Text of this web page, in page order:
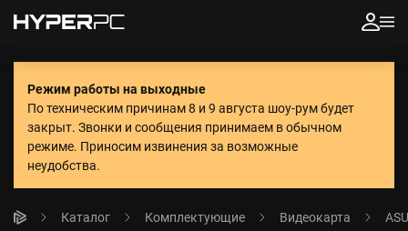
Режим работы на выходные
По техническим причинам 8 и 9 августа шоу-рум будет
закрыт. Звонки и сообщения принимаем в обычном
режиме. Приносим извинения за возможные
неудобства.
Каталог Комплектующие Видеокарта